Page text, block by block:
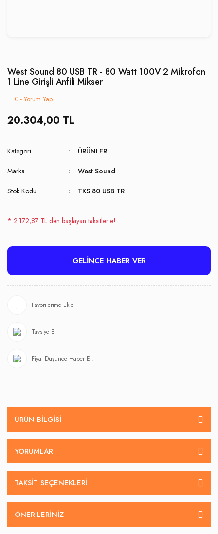
West Sound 80 USB TR - 80 Watt 100V 2 Mikrofon
1 Line Girişli Anfili Mikser
0 - Yorum Yap
20.304,00 TL
Kategori ÜRÜNLER
Marka West Sound
Stok Kodu TKS 80 USB TR
* 2.172,87 TL den başlayan taksitlerle!
GELİNCE HABER VER
Tavsiye Et
Fiyat Düşünce Haber Et!
ÜRÜN BILGISI
YORUMLAR
TAKSIT SEÇENEKLERI
ÖNERILERINIZ